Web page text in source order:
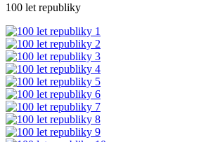
100 let republiky